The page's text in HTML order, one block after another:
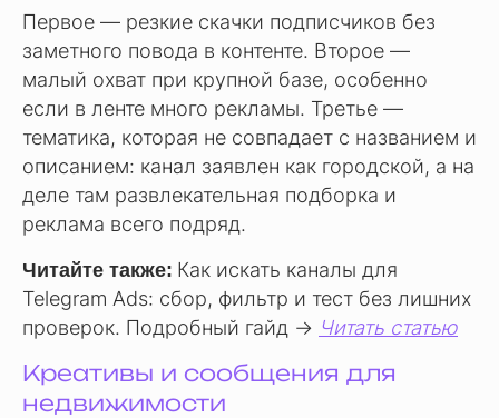
Первое — резкие скачки подписчиков без
заметного повода в контенте. Второе —
малый охват при крупной базе, особенно
если в ленте много рекламы. Третье —
тематика, которая не совпадает с названием и
описанием: канал заявлен как городской, а на
деле там развлекательная подборка и
реклама всего подряд.
Читайте также: Как искать каналы для
Telegram Ads: сбор, фильтр и тест без лишних
проверок. Подробный гайд → Читать статью
Креативы и сообщения для
недвижимости